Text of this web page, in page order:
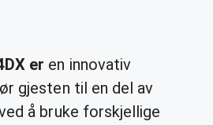
er en innovativ
gjesten til en del av
å bruke forskjellige